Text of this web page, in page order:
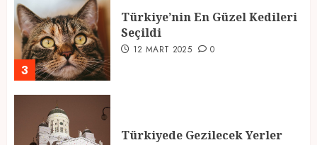
3
Türkiye’nin En Güzel Kedileri
Seçildi
12 MART 2025 0
Türkiyede Gezilecek Yerler